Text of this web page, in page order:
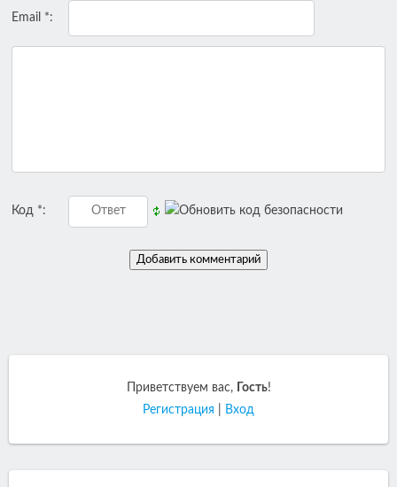
Email *:
Код *:
Приветствуем вас, Гость!
Регистрация
Вход